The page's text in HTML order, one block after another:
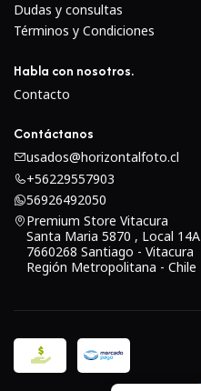
Dudas y consultas
Términos y Condiciones
Habla con nosotros.
Contacto
Contáctanos
usados@horizontalfoto.cl
+56229557903
56926492050
Premium Store Vitacura
Santa Maria 5870 , Local 14A
7660268 Santiago - Vitacura
Región Metropolitana - Chile